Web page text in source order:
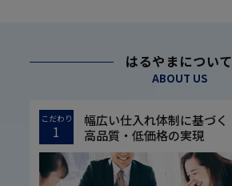
はるやまについて
ABOUT US
こだわり
1
幅広い仕入れ体制に基づく
高品質・低価格の実現